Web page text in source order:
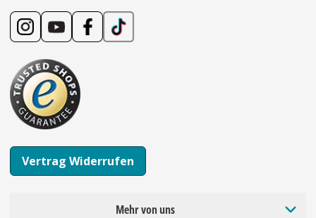
Vertrag Widerrufen
Mehr von uns